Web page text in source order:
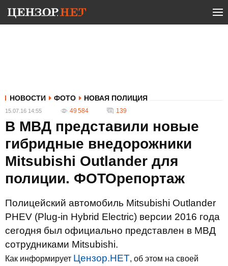
НОВОСТИ ФОТО НОВАЯ ПОЛИЦИЯ
15.07.16 14:55 49 584 139
В МВД представили новые
гибридные внедорожники
Mitsubishi Outlander для
полиции. ФОТОрепортаж
Полицейский автомобиль Mitsubishi Outlander
PHEV (Plug-in Hybrid Electric) версии 2016 года
сегодня был официально представлен в МВД
сотрудниками Mitsubishi.
Как информирует Цензор.НЕТ, об этом на своей